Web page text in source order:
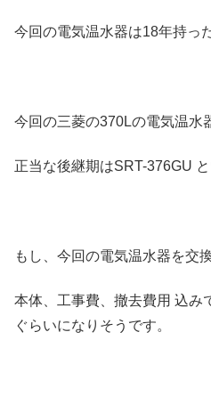
今回の電気温水器は18年持っ
今回の三菱の370Lの電気温水
正当な後継期はSRT-376GU と
もし、今回の電気温水器を交
本体、工事費、撤去費用 込み
ぐらいになりそうです。